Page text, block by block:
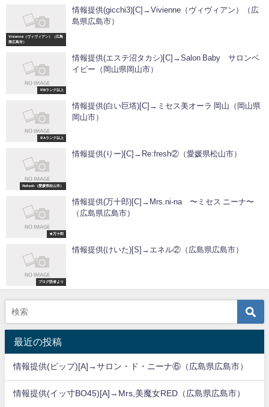
Vivienne（ヴィヴィアン）（広島
県広島市）
情報提供(gicchi3)[C]→Vivienne（ヴィヴィアン）（広
島県広島市）
※Bランク以上
情報提供(エステ沼タカシ)[C]→Salon Baby サロンベ
イビー（岡山県岡山市）
※Aランク以上
情報提供(白い巨塔)[C]→ミセス美オーラ 岡山（岡山県
岡山市）
Refresh（愛媛県松山市）
情報提供(りー)[C]→Re:fresh②（愛媛県松山市）
★万十郎
情報提供(万十郎)[C]→Mrs.ni-na 〜ミセス ニーナ〜
（広島県広島市）
ブログ読者より
情報提供(けいた)[S]→エネル②（広島県広島市）
最近の投稿
情報提供(ピップ)[A]→サロン・ド・ニーナ⑥（広島県広島市）
情報提供(イッ寸BO45)[A]→Mrs,美魔女RED（広島県広島市）